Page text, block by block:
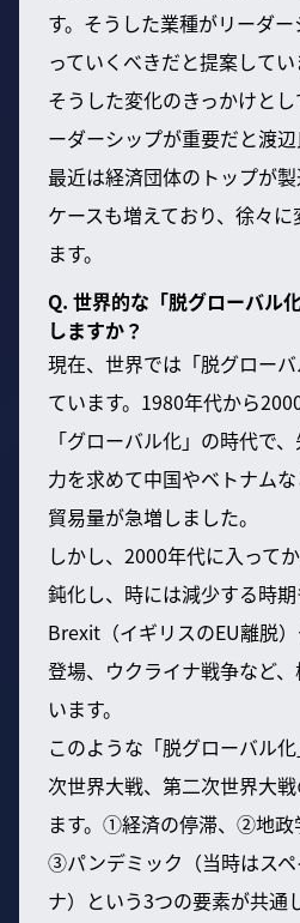
す。そうした業種がリーダ
っていくべきだと提案してい
そうした変化のきっかけと
ーダーシップが重要だと渡辺
最近は経済団体のトップが
ケースも増えており、徐々
ます。
Q. 世界的な「脱グローバル
しますか？
現在、世界では「脱グロー
ています。1980年代から
「グローバル化」の時代で
力を求めて中国やベトナムな
貿易量が急増しました。
しかし、2000年代に入って
鈍化し、時には減少する時期
Brexit（イギリスのEU離脱
登場、ウクライナ戦争など
います。
このような「脱グローバル
次世界大戦、第二次世界大
ます。①経済の停滞、②地政
③パンデミック（当時はス
ナ）という3つの要素が共通